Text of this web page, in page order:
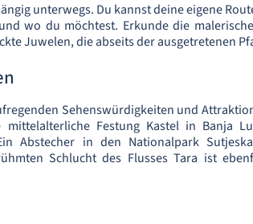
unterwegs. Du kannst deine eigene
wo du möchtest. Erkunde die
Juwelen, die abseits der ausgetretenen
Sehenswürdigkeiten und
Festung Kastel in Banja
Abstecher in den Nationalpark
Schlucht des Flusses Tara ist